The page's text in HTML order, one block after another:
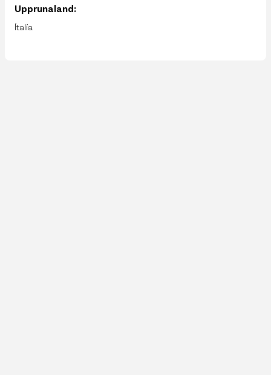
Upprunaland:
Ítalía